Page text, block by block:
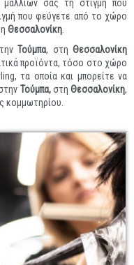
σας τη στιγμή που
που φεύγετε από το χώρο
Θεσσαλονίκη
Τούμπα, στη Θεσσαλονίκη
προϊόντα, τόσο στο χώρο
τα οποία και μπορείτε να
Τούμπα,στη Θεσσαλονίκη,
κομμωτηρίου.